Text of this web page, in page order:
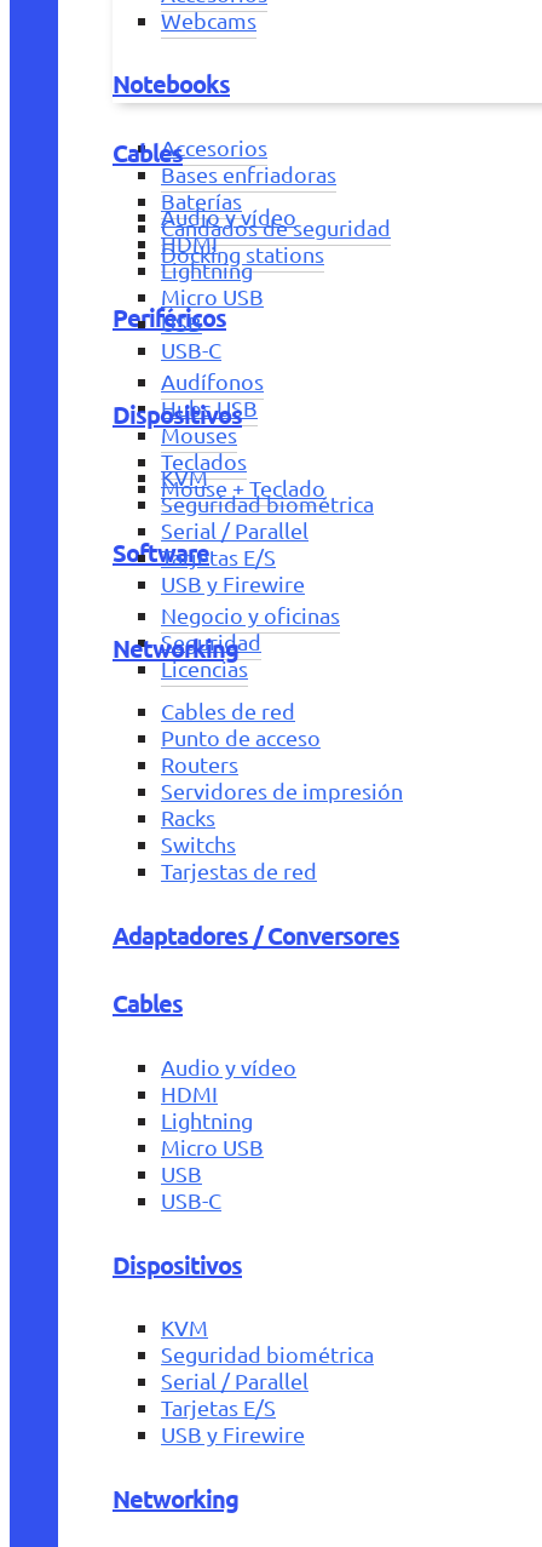
Webcams
Notebooks
Accesorios
Bases enfriadoras
Baterías
Candados de seguridad
Docking stations
Periféricos
Audífonos
Hubs USB
Mouses
Teclados
Mouse + Teclado
Software
Negocio y oficinas
Seguridad
Licencias
Cables
Audio y vídeo
HDMI
Lightning
Micro USB
USB
USB-C
Dispositivos
KVM
Seguridad biométrica
Serial / Parallel
Tarjetas E/S
USB y Firewire
Networking
Cables de red
Punto de acceso
Routers
Servidores de impresión
Racks
Switchs
Tarjestas de red
Adaptadores / Conversores
Cables
Audio y vídeo
HDMI
Lightning
Micro USB
USB
USB-C
Dispositivos
KVM
Seguridad biométrica
Serial / Parallel
Tarjetas E/S
USB y Firewire
Networking